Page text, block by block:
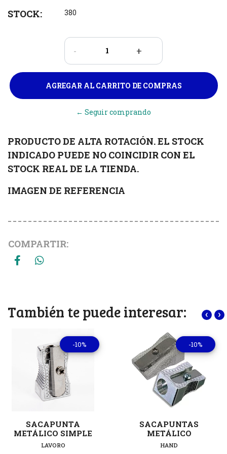
STOCK: 380
- +
← Seguir comprando
PRODUCTO DE ALTA ROTACIÓN. EL STOCK
INDICADO PUEDE NO COINCIDIR CON EL
STOCK REAL DE LA TIENDA.
IMAGEN DE REFERENCIA
COMPARTIR:
También te puede interesar:
-10%
SACAPUNTA
METÁLICO SIMPLE
LAVORO
-10%
SACAPUNTAS
METÁLICO
HAND
‹ ›